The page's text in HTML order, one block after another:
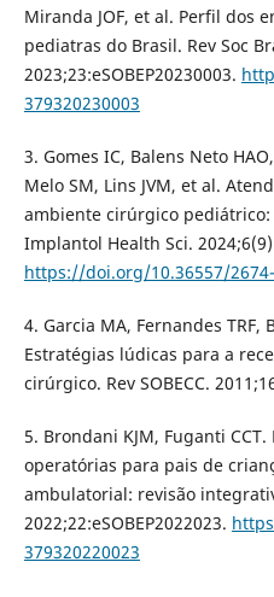
Miranda JOF, et al. Perfil dos
pediatras do Brasil. Rev Soc
2023;23:eSOBEP20230003.
379320230003
3. Gomes IC, Balens Neto
Melo SM, Lins JVM, et al.
ambiente cirúrgico pediátrico:
Implantol Health Sci.
https://doi.org/10.36557/
4. Garcia MA, Fernandes TRF,
Estratégias lúdicas para a
cirúrgico. Rev SOBECC.
5. Brondani KJM, Fuganti
operatórias para pais de
ambulatorial: revisão
2022;22:eSOBEP2022023.
379320220023